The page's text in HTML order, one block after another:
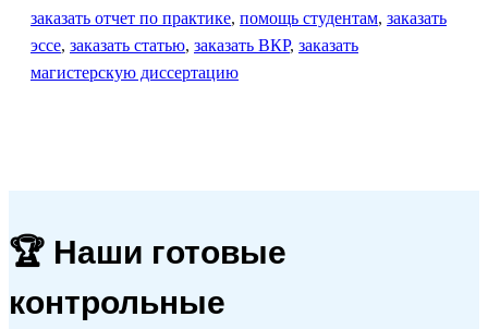
заказать отчет по практике, помощь студентам, заказать
эссе, заказать статью, заказать ВКР, заказать
магистерскую диссертацию
🏆 Наши готовые
контрольные